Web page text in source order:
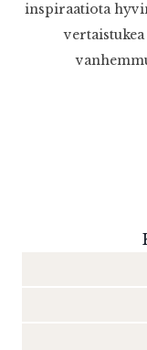
inspiraatiota